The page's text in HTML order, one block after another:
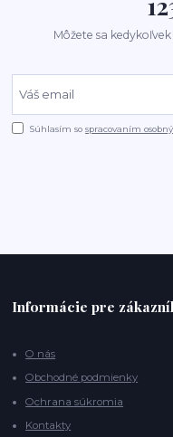
Môžete sa
Súhlasím sospracovaním
Informácie pre
O nás
Obchodné podmienky
Ochrana súkromia
Kontakty